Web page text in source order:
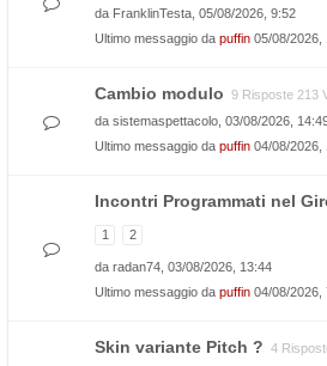
da FranklinTesta , 05/08/2026, 9:52
Ultimo messaggio da puffin 05/08/2026,
Cambio modulo 9 Risposte 213
da sistemaspettacolo , 03/08/2026,
Ultimo messaggio da puffin 04/08/2026,
Incontri Programmati nel
1 2
da radan74 , 03/08/2026, 13:44
Ultimo messaggio da puffin 04/08/2026,
Skin variante Pitch ? 4